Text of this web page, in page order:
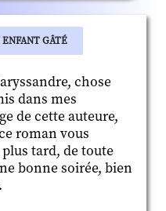
GÂTÉ
chose
dans mes
de cette auteure,
roman vous
tard, de toute
bonne soirée, bien